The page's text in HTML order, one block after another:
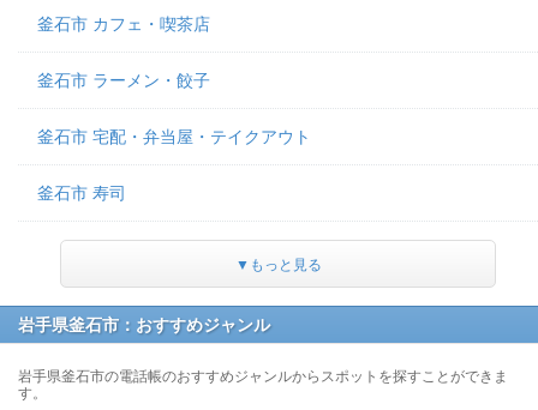
釜石市 カフェ・喫茶店
釜石市 ラーメン・餃子
釜石市 宅配・弁当屋・テイクアウト
釜石市 寿司
▼もっと見る
岩手県釜石市：おすすめジャンル
岩手県釜石市の電話帳のおすすめジャンルからスポットを探すことができま
す。